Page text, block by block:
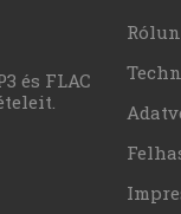
és FLAC